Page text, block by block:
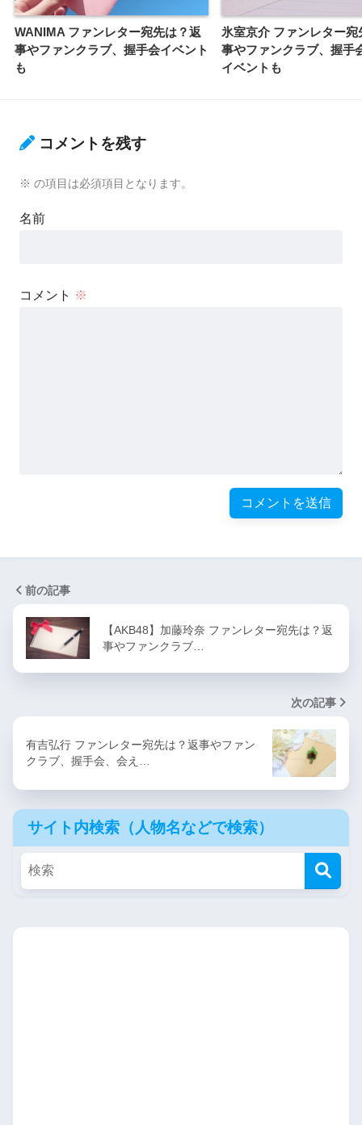
WANIMA ファンレター宛先は？返
事やファンクラブ、握手会イベント
も
氷室京介 ファンレター宛
事やファンクラブ、握手
イベントも
コメントを残す
※ の項目は必須項目となります。
名前
コメント ※
前の記事
【AKB48】加藤玲奈 ファンレター宛先は？返
事やファンクラブ…
次の記事
有吉弘行 ファンレター宛先は？返事やファン
クラブ、握手会、会え…
サイト内検索（人物名などで検索）